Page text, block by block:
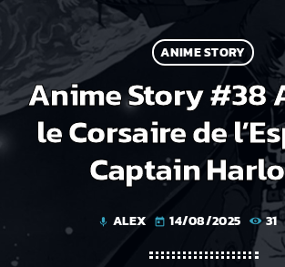
ANIME STORY
Anime Story #38
le Corsaire de
Captain
mic ALEX today 14/08/2025 31